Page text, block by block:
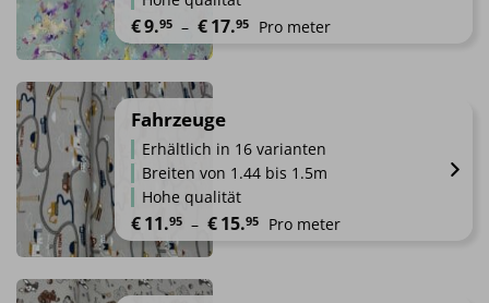
Optionen
gewählt
werden
€9.95 – €17.95 Preisspanne: €9.95 bis €17.95
Pro meter
mehrere
Varianten
auf.
Optionen
Fahrzeuge
Erhältlich in 16 varianten
Breiten von 1.44 bis 1.5m
Hohe qualität
€11.95 – €15.95 Preisspanne: €11.95 bis €15.95
Pro meter